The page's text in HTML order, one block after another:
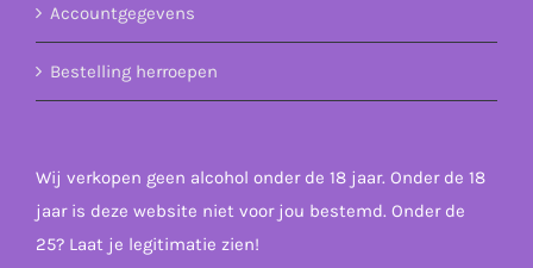
Accountgegevens
Bestelling herroepen
Wij verkopen geen alcohol onder de 18 jaar. Onder de 18
jaar is deze website niet voor jou bestemd. Onder de
25? Laat je legitimatie zien!